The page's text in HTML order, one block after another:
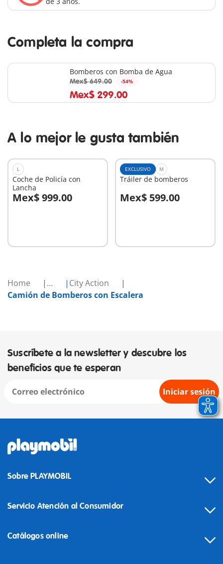
Home ...
City Action
Camión de Bomberos con Escalera
Completa la compra
Bomberos con Bomba de Agua
Mex$ 649.00 -54%
Mex$ 299.00
A lo mejor le gusta también
L
Coche de Policía con
Lancha
Mex$ 999.00
A la cesta
EXCLUSIVO M
Tráiler de bomberos
Mex$ 599.00
A la cesta
Suscríbete a la newsletter y descubre los
beneficios que te esperan
Iniciar sesión
Sobre PLAYMOBIL
Servicio Atención al Consumidor
Catálogos online